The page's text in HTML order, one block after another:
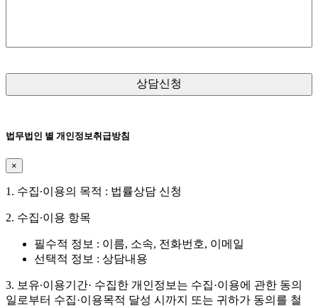
동
법무법인 별 개인정보취급방침
×
1. 수집∙이용의 목적 : 법률상담 신청
2. 수집∙이용 항목
필수적 정보 : 이름, 소속, 전화번호, 이메일
선택적 정보 : 상담내용
3. 보유∙이용기간· 수집한 개인정보는 수집·이용에 관한 동의
일로부터 수집·이용목적 달성 시까지 또는 귀하가 동의를 철